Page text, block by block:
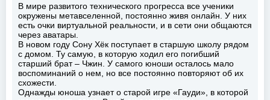
В мире развитого технического прогресса все ученики
окружены метавселенной, постоянно живя онлайн. У них
есть очки виртуальной реальности, и в сети они общаются
через аватары.
В новом году Сону Хёк поступает в старшую школу рядом
с домом. Ту самую, в которую ходил его погибший
старший брат – Чжин. У самого юноши осталось мало
воспоминаний о нем, но все постоянно повторяют об их
схожести.
Однажды юноша узнает о старой игре «Гауди», в которой